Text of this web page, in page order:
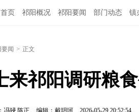
首页 祁阳概况 祁阳要闻 部门动态 镇
闻 > 正文
来祁阳调研粮
冯骎 陈正 编辑：戴玥珂 2026-05-29 20:52:54